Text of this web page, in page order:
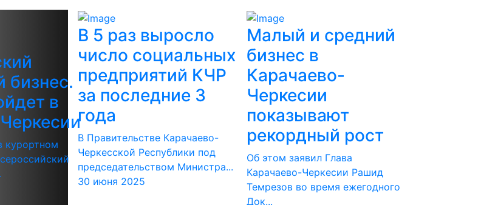
бизнес.
в
курортном
В 5 раз выросло
число социальных
предприятий КЧР
за последние 3
года
В Правительстве Карачаево-
Черкесской Республики под
председательством Министра...
30 июня 2025
Малый и средний
бизнес в
Карачаево-
Черкесии
показывают
рекордный рост
Об этом заявил Глава
Карачаево-Черкесии Рашид
Темрезов во время ежегодного
Док...